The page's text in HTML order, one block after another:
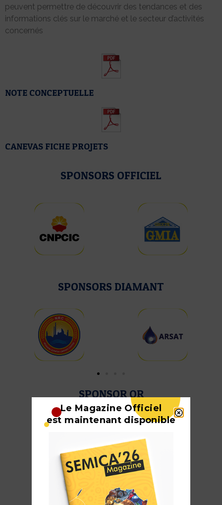
peuvent permettre de découvrir des tendances et des
informations clés sur le marché et le secteur d’activités
concernés
NOTE CONCEPTUELLE
CANEVAS FICHE PROJETS
SPONSORS OFFICIEL
SPONSORS DIAMANT
SPONSOR OR
SPONSORS BRONZE
Le Magazine Officiel
est maintenant disponible